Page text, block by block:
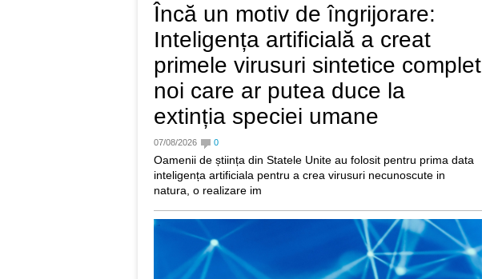
Încă un motiv de îngrijorare:
Inteligența artificială a creat
primele virusuri sintetice complet
noi care ar putea duce la
extinția speciei umane
07/08/2026 0
Oamenii de știința din Statele Unite au folosit pentru prima data
inteligența artificiala pentru a crea virusuri necunoscute in
natura, o realizare im